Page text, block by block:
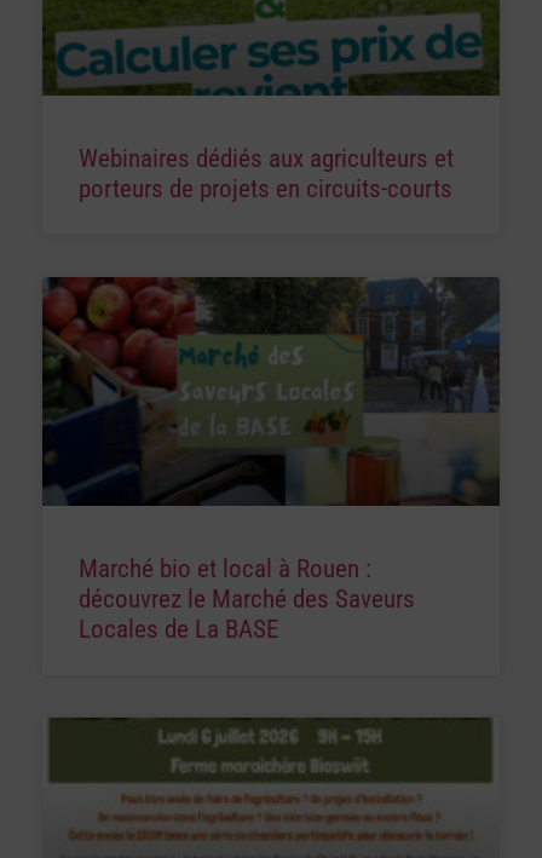
Webinaires dédiés aux agriculteurs et
porteurs de projets en circuits-courts
Marché bio et local à Rouen :
découvrez le Marché des Saveurs
Locales de La BASE